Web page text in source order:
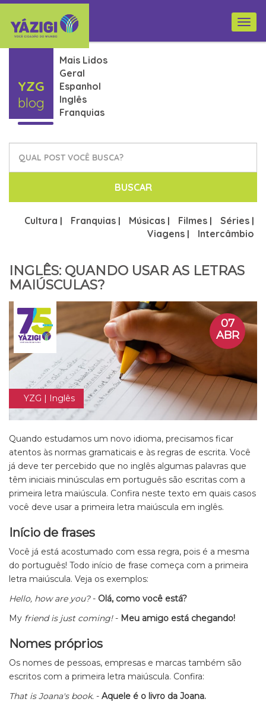
YZG
blog
Mais Lidos
Geral
Espanhol
Inglês
Franquias
BUSCAR
Cultura | Franquias | Músicas | Filmes | Séries |
Viagens | Intercâmbio
INGLÊS: QUANDO USAR AS LETRAS
MAIÚSCULAS?
YZG | Inglês
07
ABR
Quando estudamos um novo idioma, precisamos ficar
atentos às normas gramaticais e às regras de escrita. Você
já deve ter percebido que no inglês algumas palavras que
têm iniciais minúsculas em português são escritas com a
primeira letra maiúscula. Confira neste texto em quais casos
você deve usar a primeira letra maiúscula em inglês.
Início de frases
Você já está acostumado com essa regra, pois é a mesma
do português! Todo início de frase começa com a primeira
letra maiúscula. Veja os exemplos:
Hello, how are you?- Olá, como você está?
My friend is just coming!- Meu amigo está chegando!
Nomes próprios
Os nomes de pessoas, empresas e marcas também são
escritos com a primeira letra maiúscula. Confira:
That isJoana's book. - Aquele é o livro da Joana.